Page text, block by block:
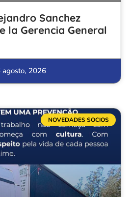
Sanchez
la Gerencia General
agosto, 2026
NOVEDADES SOCIOS